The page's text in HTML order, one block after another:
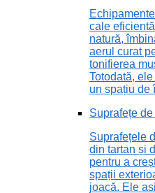
cale
natură,
aerul curat
tonifierea
Totodată,
un spațiu de
Suprafețe
Suprafețele
din tartan și
pentru a
spații
joacă. Ele